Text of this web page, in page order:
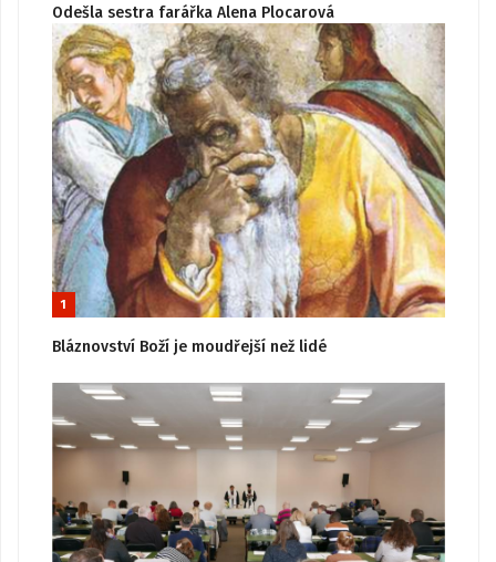
Odešla sestra farářka Alena Plocarová
1
Bláznovství Boží je moudřejší než lidé